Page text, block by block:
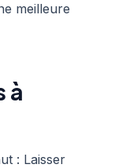
meilleure
à
: Laisser